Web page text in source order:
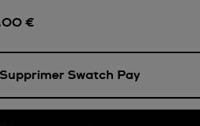
€
Supprimer Swatch Pay